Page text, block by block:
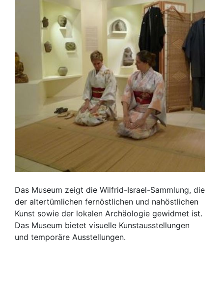
Das Museum zeigt die Wilfrid-Israel-Sammlung, die
der altertümlichen fernöstlichen und nahöstlichen
Kunst sowie der lokalen Archäologie gewidmet ist.
Das Museum bietet visuelle Kunstausstellungen
und temporäre Ausstellungen.